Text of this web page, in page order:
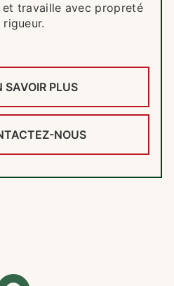
travaille avec propreté
SAVOIR PLUS
NOUS